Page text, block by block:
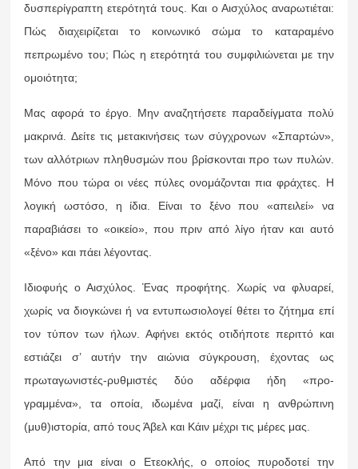
δυσπερίγραπτη ετερότητά τους. Και ο Αισχύλος αναρωτιέται:
Πώς διαχειρίζεται το κοινωνικό σώμα το καταραμένο
πεπρωμένο του; Πώς η ετερότητά του συμφιλιώνεται με την
ομοιότητα;
Μας αφορά το έργο. Μην αναζητήσετε παραδείγματα πολύ
μακρινά. Δείτε τις μετακινήσεις των σύγχρονων «Σπαρτών»,
των αλλότριων πληθυσμών που βρίσκονται προ των πυλών.
Μόνο που τώρα οι νέες πύλες ονομάζονται πια φράχτες. Η
λογική ωστόσο, η ίδια. Είναι το ξένο που «απειλεί» να
παραβιάσει το «οικείο», που πριν από λίγο ήταν και αυτό
«ξένο» και πάει λέγοντας.
Ιδιοφυής ο Αισχύλος. Ένας προφήτης. Χωρίς να φλυαρεί,
χωρίς να διογκώνει ή να εντυπωσιολογεί θέτει το ζήτημα επί
τον τύπον των ήλων. Αφήνει εκτός οτιδήποτε περιττό και
εστιάζει σ’ αυτήν την αιώνια σύγκρουση, έχοντας ως
πρωταγωνιστές-ρυθμιστές δύο αδέρφια ήδη «προ-
γραμμένα», τα οποία, ιδωμένα μαζί, είναι η ανθρώπινη
(μυθ)ιστορία, από τους Άβελ και Κάιν μέχρι τις μέρες μας.
Από την μια είναι ο Ετεοκλής, ο οποίος πυροδοτεί την